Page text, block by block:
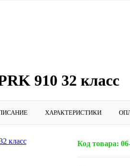
910 32 класс
ХАРАКТЕРИСТИКИ
Код товара: